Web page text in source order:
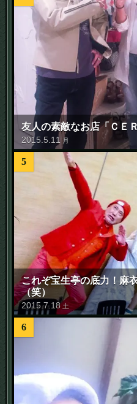
友人の素敵なお店「ＣＥ
2015 5 11 月
5
これぞ宝生亭の底力！麻
（笑）
2015.7. 18 土
6